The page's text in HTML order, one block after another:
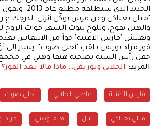
الجديد الذي
"ميلي بعباكي وعن فرس بوكي أنزلي، لدرجك ع
والهيل يفوح، وتلوح بيوت الشعر جوات
ويعيش "فارس الأغنية" جواً من الانتعاش
فوز مراد بوريقي بلقب "أحلى صوت". يشار
حفل رأس السنة بصحبة هيفا وهبي في مجمع
المزيد: الحلاني وبوريقي… ماذا قالا بعد الفوز؟
فارس الأغنية عاصي الحلاني أحلى صوت
ميلي بعباكي بيال هيفا وهبي مراد